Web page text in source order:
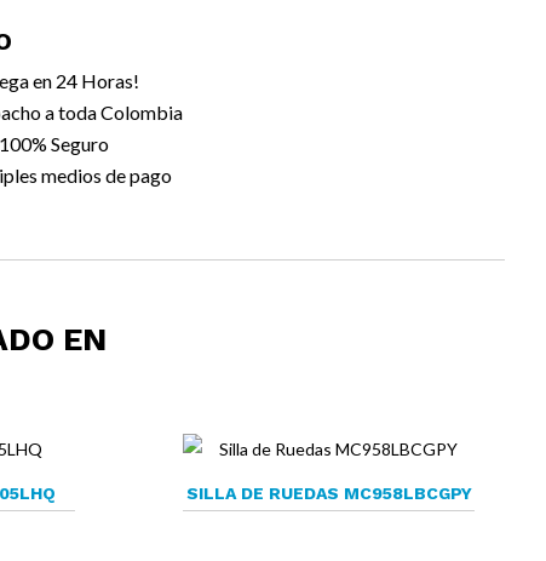
en 24 Horas!
a toda Colombia
Seguro
medios de pago
EN
SILLA DE RUEDAS MC958LBCGPY